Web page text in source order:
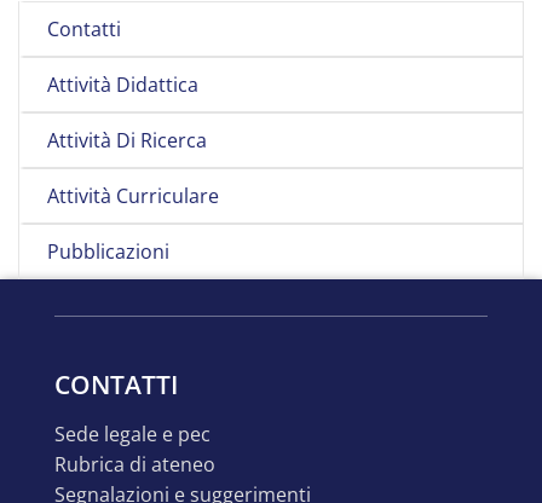
Contatti
Attività Didattica
Attività Di Ricerca
Attività Curriculare
Pubblicazioni
CONTATTI
sede legale e pec
rubrica di ateneo
segnalazioni e suggerimenti